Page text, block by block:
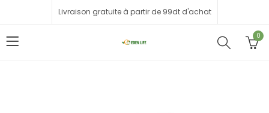
Livraison gratuite à partir de 99dt d'achat
0